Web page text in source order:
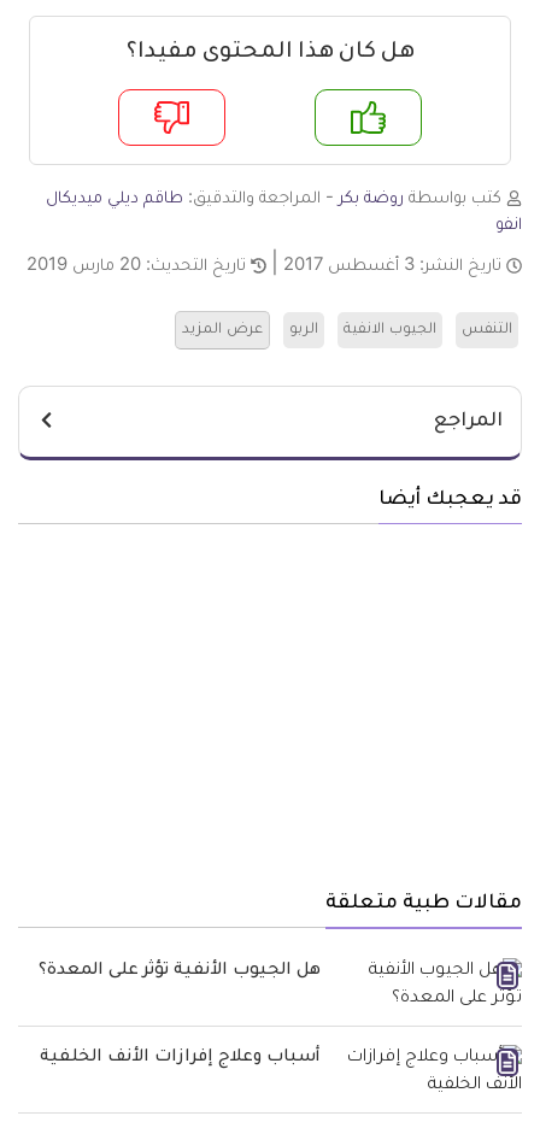
هل كان هذا المحتوى مفيدا؟
لا
كتب بواسطة روضة بكر - المراجعة والتدقيق: طاقم ديلي ميديكال
انفو
تاريخ النشر: 3 أغسطس 2017 تاريخ التحديث: 20 مارس 2019
التنفس الجيوب الانفية الربو عرض المزيد
المراجع
قد يعجبك أيضا
مقالات طبية متعلقة
هل الجيوب الأنفية تؤثر على المعدة؟
أسباب وعلاج إفرازات الأنف الخلفية